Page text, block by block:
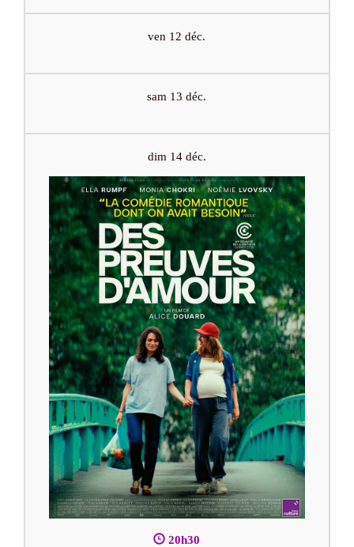
ven 12 déc.
sam 13 déc.
dim 14 déc.
20h30